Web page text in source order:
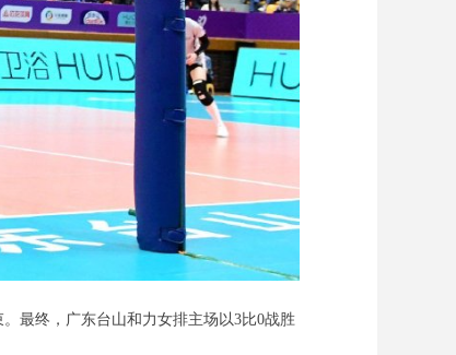
最终，广东台山和力女排主场以3比0战胜